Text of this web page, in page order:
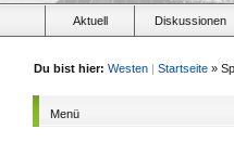
Aktuell Diskussionen
Du bist hier: Westen | Startseite »
Menü